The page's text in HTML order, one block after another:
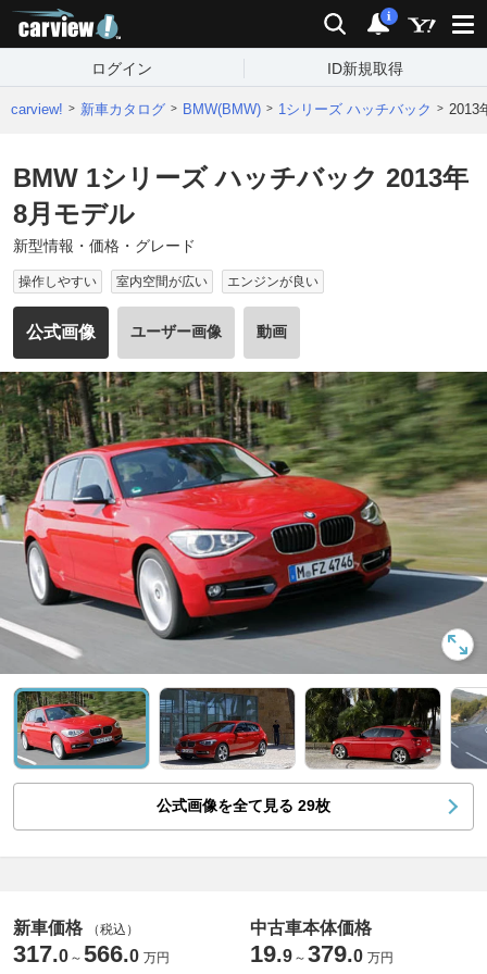
検索 通知
i
ログイン ID新規取得
carview! 新車カタログ BMW(BMW) 1シリーズ ハッチバック 2013
BMW 1シリーズ ハッチバック 2013年
8月モデル
新型情報・価格・グレード
操作しやすい 室内空間が広い エンジンが良い
公式画像 ユーザー画像 動画
公式画像を全て見る 29枚
新車価格 （税込）
317.0 ～ 566.0 万円
中古車本体価格
19.9 ～ 379.0 万円